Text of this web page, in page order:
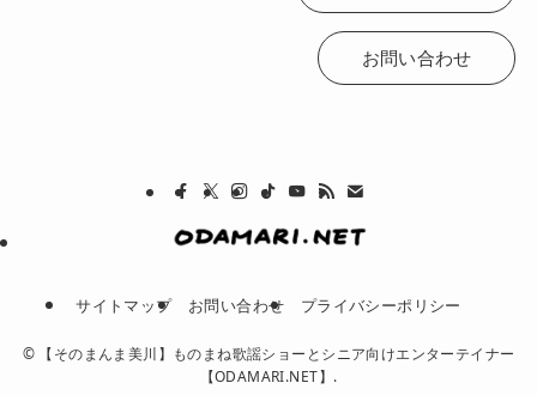
お問い合わせ
サイトマップ お問い合わせ プライバシーポリシー
© 【そのまんま美川】ものまね歌謡ショーとシニア向けエンターテイナー
【ODAMARI.NET】.